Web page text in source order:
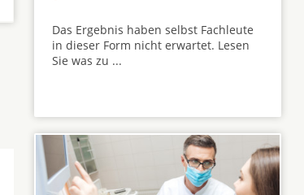
Das Ergebnis haben selbst Fachleute
in dieser Form nicht erwartet. Lesen
Sie was zu ...